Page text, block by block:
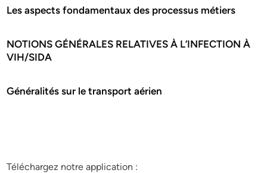
Les aspects fondamentaux des processus métiers
NOTIONS GÉNÉRALES RELATIVES À L’INFECTION À
VIH/SIDA
Généralités sur le transport aérien
Téléchargez notre application :